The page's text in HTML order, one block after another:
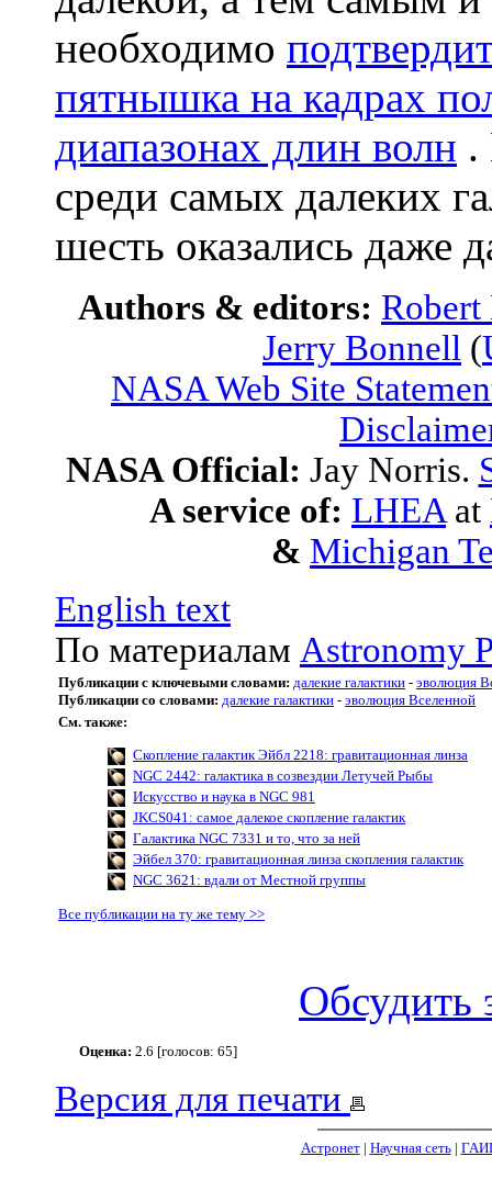
необходимо
пятнышка на кадрах
диапазонах длин волн .
среди самых далеких
шесть оказались даже
Authors & editors:
Jerry Bonnell (
NASA Web Site
NASA Official: Jay Norris.
A service of: LHEA at
& Michigan
English text
По материалам Astronomy
Публикации с ключевыми словами: далекие галактики - эволюция
Публикации со словами: далекие галактики - эволюция Вселенной
См. также:
Скопление галактик Эйбл 2218: гравитационная линза
NGC 2442: галактика в созвездии Летучей Рыбы
Искусство и наука в NGC 981
JKCS041: самое далекое скопление галактик
Галактика NGC 7331 и то, что за ней
Эйбел 370: гравитационная линза скопления галактик
NGC 3621: вдали от Местной группы
Все публикации на ту же тему >>
Обсудить
Оценка: 2.6 [голосов: 65]
Версия для печати
Астронет| Научная сеть|